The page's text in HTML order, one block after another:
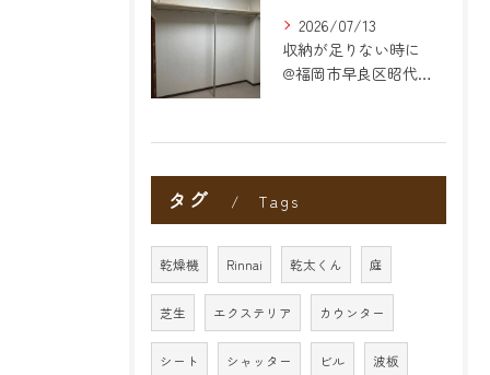
2026/07/13
収納が足りない時に
@福岡市早良区昭代のリフォーム
タグ Tags
乾燥機 Rinnai 乾太くん 庭
芝生 エクステリア カウンター
シート シャッター ビル 波板